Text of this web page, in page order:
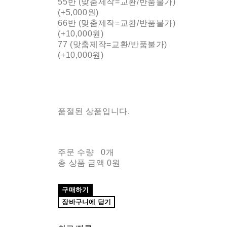
(+5,000원)
66반 (맞춤제작=교환/반품불가)
(+10,000원)
77 (맞춤제작=교환/반품불가)
(+10,000원)
품절된 상품입니다.
주문 수량
0개
총 상품 금액 0원
구매하기
장바구니에 담기